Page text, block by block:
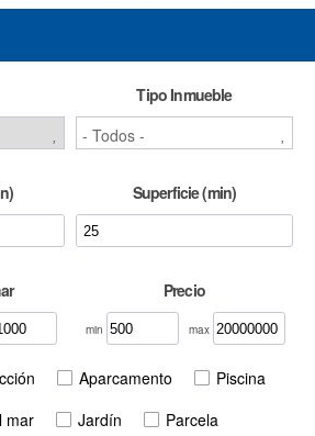
Tipo Inmueble
Superficie (min)
Precio
min max
Aparcamento
Piscina
mar
Jardín Parcela